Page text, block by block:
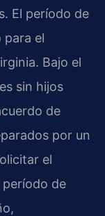
El período de
para el
Bajo el
sin hijos
de
por un
el
período de